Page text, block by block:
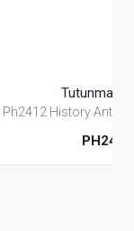
Tutamagı